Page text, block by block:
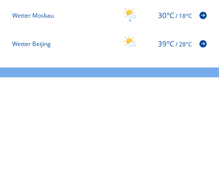
Wetter Moskau 30°C/18°C
Wetter Beijing 39°C/28°C